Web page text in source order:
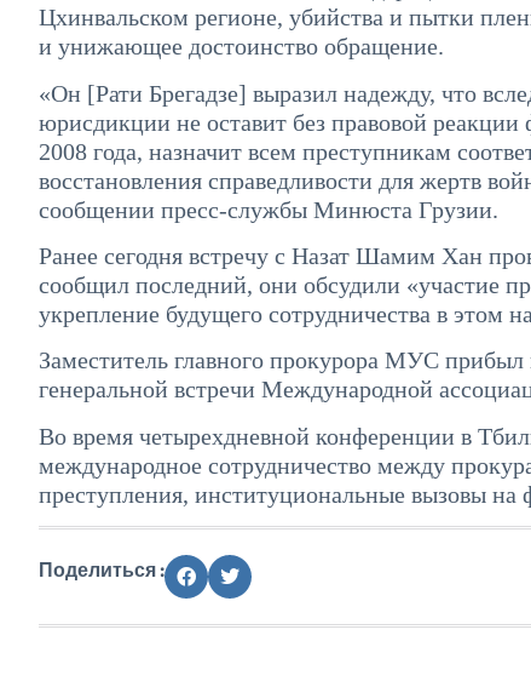
Цхинвальском регионе, убийства и пытки
и унижающее достоинство обращение.
«Он [Рати Брегадзе] выразил надежду, что
юрисдикции не оставит без правовой
2008 года, назначит всем преступникам
восстановления справедливости для жертв
сообщении пресс-службы Минюста Грузии.
Ранее сегодня встречу с Назат Шамим Хан
сообщил последний, они обсудили «участие
укрепление будущего сотрудничества в этом
Заместитель главного прокурора МУС
генеральной встречи Международной
Во время четырехдневной конференции в
международное сотрудничество между
преступления, институциональные вызовы
Поделиться :